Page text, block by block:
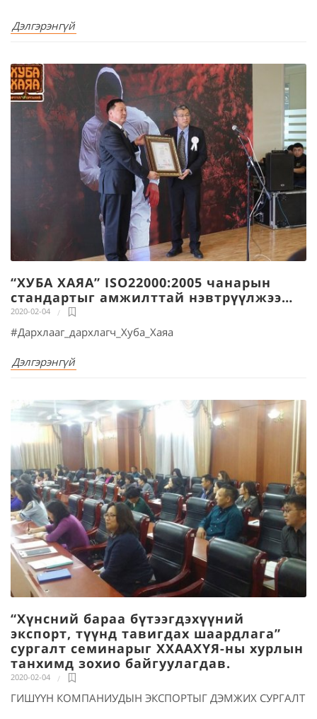
Дэлгэрэнгүй
“ХУБА ХАЯА” ISO22000:2005 чанарын
стандартыг амжилттай нэвтрүүлжээ…
2020-02-04
#Дархлааг_дархлагч_Хуба_Хаяа
Дэлгэрэнгүй
“Хүнсний бараа бүтээгдэхүүний
экспорт, түүнд тавигдах шаардлага”
сургалт сeминарыг ХХААХҮЯ-ны хурлын
танхимд зохио байгуулагдав.
2020-02-04
ГИШҮҮН КОМПАНИУДЫН ЭКСПОРТЫГ ДЭМЖИХ СУРГАЛТ